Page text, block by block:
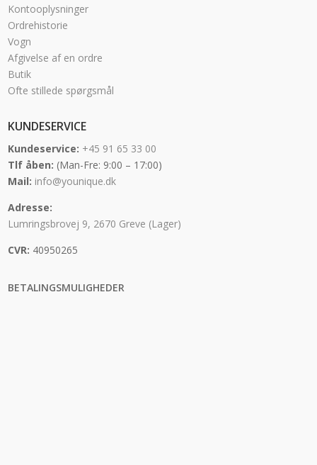
Kontooplysninger
Ordrehistorie
Vogn
Afgivelse af en ordre
Butik
Ofte stillede spørgsmål
KUNDESERVICE
Kundeservice: +45 91 65 33 00
Tlf åben: (Man-Fre: 9:00 – 17:00)
Mail: info@younique.dk
Adresse:
Lumringsbrovej 9, 2670 Greve (Lager)
CVR: 40950265
BETALINGSMULIGHEDER